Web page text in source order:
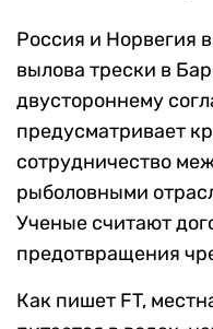
Россия и Норвегия
вылова трески в
двустороннему
предусматривает
сотрудничество
рыболовными
Ученые считают
предотвращения
Как пишет FT,